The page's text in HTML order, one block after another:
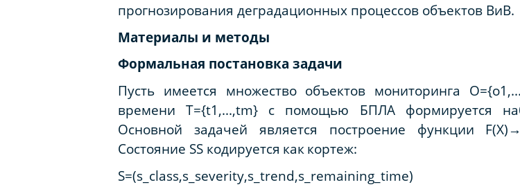
прогнозирования деградационных процессов объектов ВиВ.
Материалы и методы
Формальная постановка задачи
Пусть имеется множество объектов мониторинга
времени T={t1,...,tm} с помощью БПЛА формируется
Основной задачей является построение функции
Состояние SS кодируется как кортеж:
S=(s_class,s_severity,s_trend,s_remaining_time)